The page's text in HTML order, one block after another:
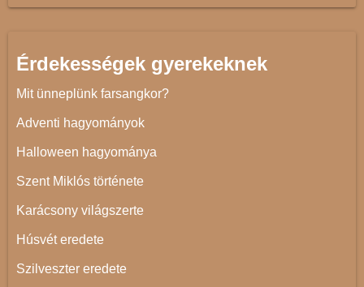
Érdekességek gyerekeknek
Mit ünneplünk farsangkor?
Adventi hagyományok
Halloween hagyománya
Szent Miklós története
Karácsony világszerte
Húsvét eredete
Szilveszter eredete